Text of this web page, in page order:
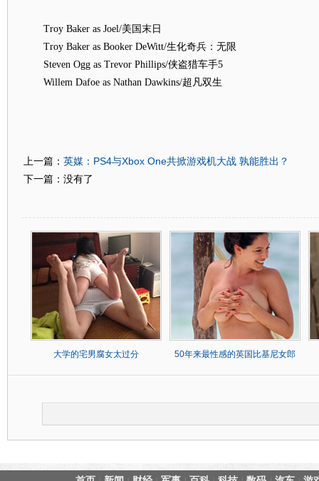
Troy Baker as Joel/美国末日
Troy Baker as Booker DeWitt/生化奇兵：无限
Steven Ogg as Trevor Phillips/侠盗猎车手5
Willem Dafoe as Nathan Dawkins/超凡双生
上一篇： 英媒：PS4与Xbox One共掀游戏机大战 孰能胜出？
下一篇：没有了
大学的宅男腐女太过分 50年来最性感的英国比基尼女郎